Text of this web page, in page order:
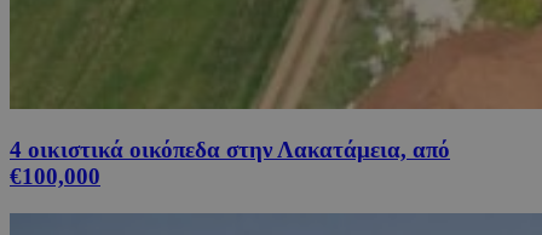
4 οικιστικά οικόπεδα στην Λακατάμεια, από
€100,000